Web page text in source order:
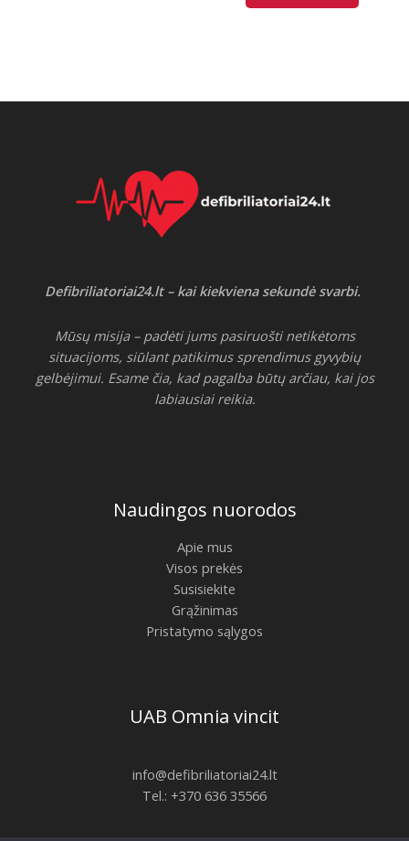
Defibriliatoriai24.lt – kai kiekviena sekundė svarbi.
Mūsų misija – padėti jums pasiruošti netikėtoms
situacijoms, siūlant patikimus sprendimus gyvybių
gelbėjimui. Esame čia, kad pagalba būtų arčiau, kai jos
labiausiai reikia.
Naudingos nuorodos
Apie mus
Visos prekės
Susisiekite
Grąžinimas
Pristatymo sąlygos
UAB Omnia vincit
info@defibriliatoriai24.lt
Tel.: +370 636 35566